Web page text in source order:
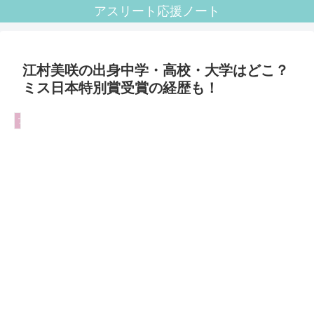
アスリート応援ノート
江村美咲の出身中学・高校・大学はどこ？
ミス日本特別賞受賞の経歴も！
フェンシング